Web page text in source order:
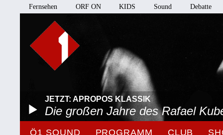
Fernsehen ORF ON KIDS Sound Debatte
JETZT: APROPOS KLASSIK
Die großen Jahre des Rafael
Ö1 SOUND PROGRAMM CLUB